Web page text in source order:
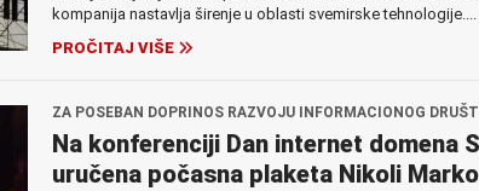
kompanija nastavlja širenje u oblasti svemirske tehnologije....
PROČITAJ VIŠE
ZA POSEBAN DOPRINOS RAZVOJU INFORMACIONOG
Na konferenciji Dan internet domena
uručena počasna plaketa Nikoli